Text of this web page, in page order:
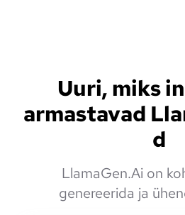
Uuri, miks
armastavad
d
LlamaGen.Ai on
genereerida ja